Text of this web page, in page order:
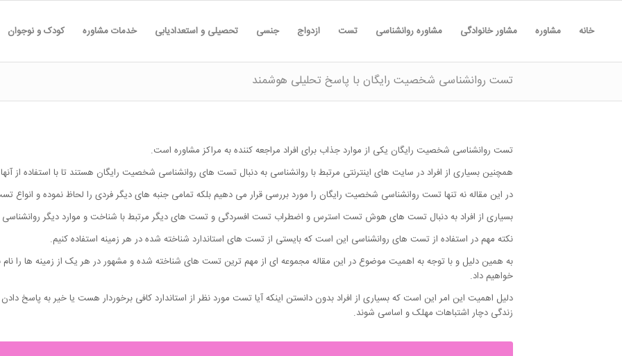
خانه مشاوره مشاور خانوادگی مشاوره روانشناسی تست ازدواج جنسی تحصیلی و استعدادیابی خدمات مشاوره کودک و نوجوان
تست روانشناسی شخصیت رایگان با پاسخ تحلیلی هوشمند
تست روانشناسی شخصیت رایگان یکی از موارد جذاب برای افراد مراجعه کننده به مراکز مشاوره است.
همچنین بسیاری از افراد در سایت های اینترنتی مرتبط با روانشناسی به دنبال تست های روانشناسی شخصیت رایگان هستند تا با استفاده
در این مقاله نه تنها تست روانشناسی شخصیت رایگان را مورد بررسی قرار می دهیم بلکه تمامی جنبه های دیگر فردی را لحاظ نموده و انواع
بسیاری از افراد به دنبال تست های هوش تست استرس و اضطراب تست افسردگی و تست های دیگر مرتبط با شناخت و موارد دیگر
نکته مهم در استفاده از تست های روانشناسی این است که بایستی از تست های استاندارد شناخته شده در هر زمینه استفاده کنیم.
به همین دلیل و با توجه به اهمیت موضوع در این مقاله مجموعه ای از مهم ترین تست های شناخته شده و مشهور در هر یک از زمینه ها را
خواهیم داد.
دلیل اهمیت این امر این است که بسیاری از افراد بدون دانستن اینکه آیا تست مورد نظر از استاندارد کافی برخوردار هست یا خیر به پاسخ
زندگی دچار اشتباهات مهلک و اساسی شوند.